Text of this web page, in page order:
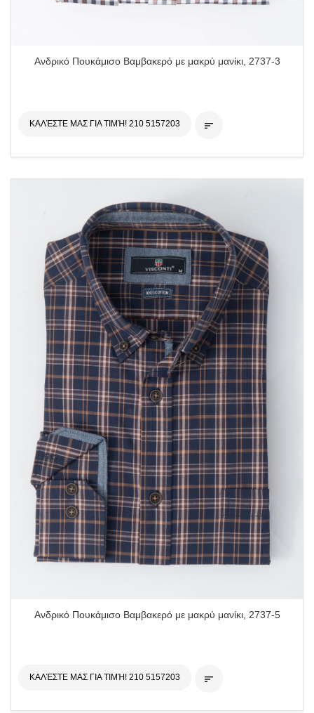
Ανδρικό Πουκάμισο Βαμβακερό με μακρύ μανίκι, 2737-3
ΚΑΛΈΣΤΕ ΜΑΣ ΓΙΑ ΤΙΜΉ! 210 5157203 
Ανδρικό Πουκάμισο Βαμβακερό με μακρύ μανίκι, 2737-5
ΚΑΛΈΣΤΕ ΜΑΣ ΓΙΑ ΤΙΜΉ! 210 5157203 